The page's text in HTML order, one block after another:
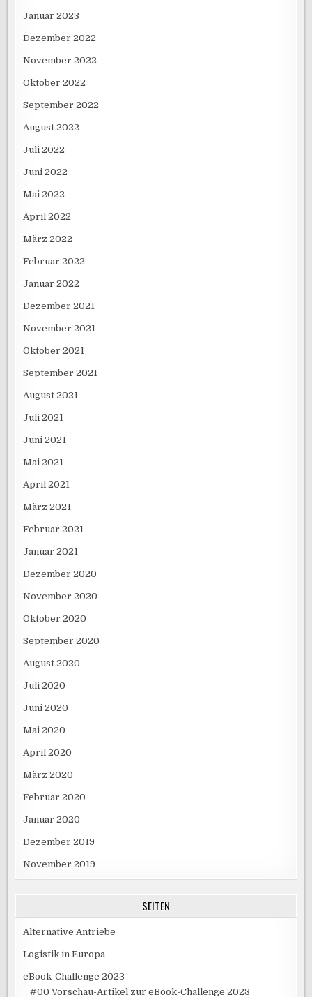
Januar 2023
Dezember 2022
November 2022
Oktober 2022
September 2022
August 2022
Juli 2022
Juni 2022
Mai 2022
April 2022
März 2022
Februar 2022
Januar 2022
Dezember 2021
November 2021
Oktober 2021
September 2021
August 2021
Juli 2021
Juni 2021
Mai 2021
April 2021
März 2021
Februar 2021
Januar 2021
Dezember 2020
November 2020
Oktober 2020
September 2020
August 2020
Juli 2020
Juni 2020
Mai 2020
April 2020
März 2020
Februar 2020
Januar 2020
Dezember 2019
November 2019
SEITEN
Alternative Antriebe
Logistik in Europa
eBook-Challenge 2023
#00 Vorschau-Artikel zur eBook-Challenge 2023